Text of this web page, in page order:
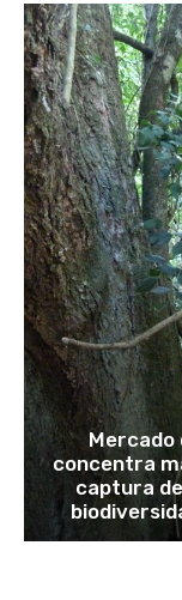
Mercado
concentra
captura